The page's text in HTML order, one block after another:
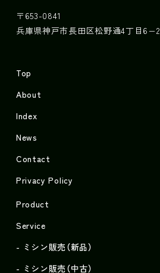
〒653-0841
兵庫県神戸市長田区松野通4丁目6−2
Top
About
Index
News
Contact
Privacy Policy
Product
Service
ミシン販売（新品）
ミシン販売（中古）